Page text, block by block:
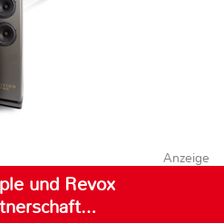
Anzeige
und Revox